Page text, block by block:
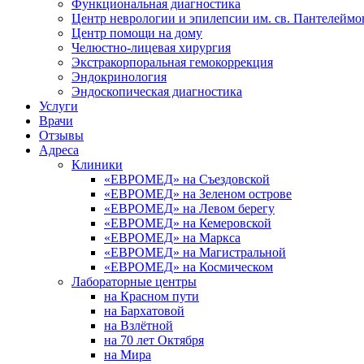
Функциональная диагностика
Центр неврологии и эпилепсии им. св.
Центр помощи на дому
Челюстно-лицевая хирургия
Экстракорпоральная гемокоррекция
Эндокринология
Эндоскопическая диагностика
Услуги
Врачи
Отзывы
Адреса
Клиники
«ЕВРОМЕД» на Съездовской
«ЕВРОМЕД» на Зеленом острове
«ЕВРОМЕД» на Левом берегу
«ЕВРОМЕД» на Кемеровской
«ЕВРОМЕД» на Маркса
«ЕВРОМЕД» на Магистральной
«ЕВРОМЕД» на Космическом
Лабораторные центры
на Красном пути
на Бархатовой
на Взлётной
на 70 лет Октября
на Мира